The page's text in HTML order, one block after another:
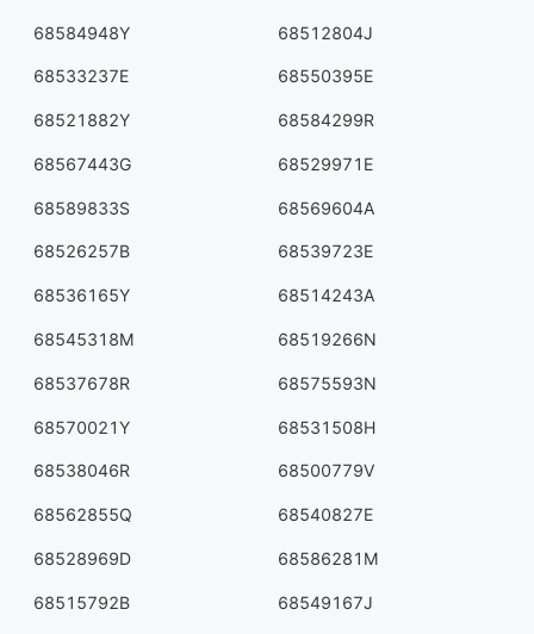
68584948Y 68512804J
68533237E 68550395E
68521882Y 68584299R
68567443G 68529971E
68589833S 68569604A
68526257B 68539723E
68536165Y 68514243A
68545318M 68519266N
68537678R 68575593N
68570021Y 68531508H
68538046R 68500779V
68562855Q 68540827E
68528969D 68586281M
68515792B 68549167J